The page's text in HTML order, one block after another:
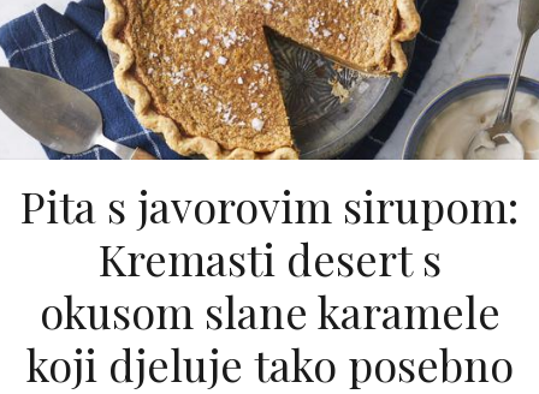
Pita s javorovim sirupom:
Kremasti desert s
okusom slane karamele
koji djeluje tako posebno